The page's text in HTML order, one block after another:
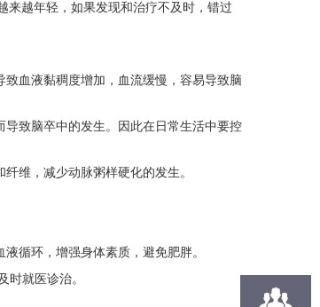
来越年轻，如果发现和治疗不及时，错过
血液黏稠度增加，血流缓慢，容易导致脑
致脑卒中的发生。因此在日常生活中要控
维，减少动脉粥样硬化的发生。
循环，增强身体素质，避免肥胖。
时就医诊治。